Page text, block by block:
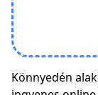
Könnyedén